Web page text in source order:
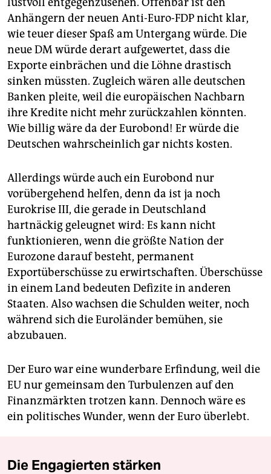
Anhängern der neuen Anti-Euro-FDP nicht klar,
wie teuer dieser Spaß am Untergang würde. Die
neue DM würde derart aufgewertet, dass die
Exporte einbrächen und die Löhne drastisch
sinken müssten. Zugleich wären alle deutschen
Banken pleite, weil die europäischen Nachbarn
ihre Kredite nicht mehr zurückzahlen könnten.
Wie billig wäre da der Eurobond! Er würde die
Deutschen wahrscheinlich gar nichts kosten.
Allerdings würde auch ein Eurobond nur
vorübergehend helfen, denn da ist ja noch
Eurokrise III, die gerade in Deutschland
hartnäckig geleugnet wird: Es kann nicht
funktionieren, wenn die größte Nation der
Eurozone darauf besteht, permanent
Exportüberschüsse zu erwirtschaften. Überschüsse
in einem Land bedeuten Defizite in anderen
Staaten. Also wachsen die Schulden weiter, noch
während sich die Euroländer bemühen, sie
abzubauen.
Der Euro war eine wunderbare Erfindung, weil die
EU nur gemeinsam den Turbulenzen auf den
Finanzmärkten trotzen kann. Dennoch wäre es
ein politisches Wunder, wenn der Euro überlebt.
Die Engagierten stärken